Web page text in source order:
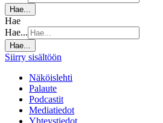
Hae...
Hae
Hae...
Hae...
Siirry sisältöön
Näköislehti
Palaute
Podcastit
Mediatiedot
Yhteystiedot